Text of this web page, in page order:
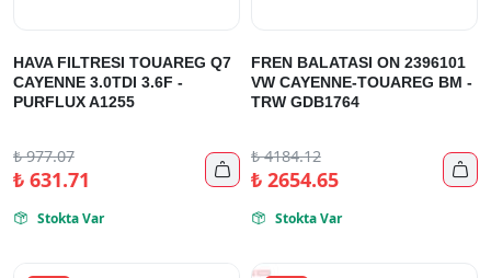
HAVA FILTRESI TOUAREG Q7
CAYENNE 3.0TDI 3.6F -
PURFLUX A1255
₺977.07
₺631.71 
 Stokta Var
FREN BALATASI ON 2396101
VW CAYENNE-TOUAREG BM -
TRW GDB1764
₺4184.12
₺2654.65 
 Stokta Var